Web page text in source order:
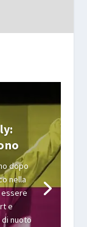
dopo
nella
e
nuoto